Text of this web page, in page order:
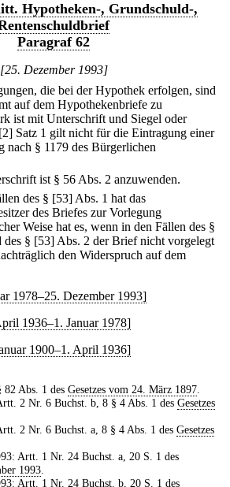
Hypotheken-, Grundschuld-,
Paragraf 62
[25. Dezember 1993]
die bei der Hypothek erfolgen, sind
auf dem Hypothekenbriefe zu
ist mit Unterschrift und Siegel oder
[2] Satz 1 gilt nicht für die Eintragung einer
nach § 1179 des Bürgerlichen
ist § 56 Abs. 2 anzuwenden.
des § [53] Abs. 1 hat das
des Briefes zur Vorlegung
Weise hat es, wenn in den Fällen des §
des § [53] Abs. 2 der Brief nicht vorgelegt
den Widerspruch auf dem
1978–25. Dezember 1993]
1936–1. Januar 1978]
1900–1. April 1936]
82 Abs. 1 des Gesetzes vom 24. März 1897.
2 Nr. 6 Buchst. b, 8 § 4 Abs. 1 des Gesetzes
2 Nr. 6 Buchst. a, 8 § 4 Abs. 1 des Gesetzes
Artt. 1 Nr. 24 Buchst. a, 20 S. 1 des
1993
Artt. 1 Nr. 24 Buchst. b, 20 S. 1 des